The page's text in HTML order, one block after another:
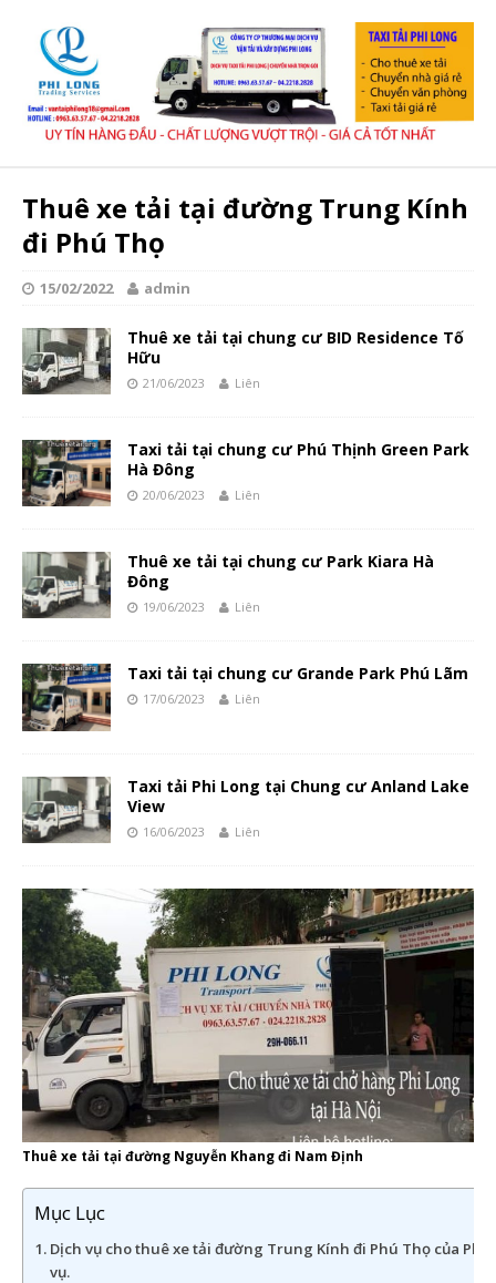
Thuê xe tải tại đường Trung Kính
đi Phú Thọ
15/02/2022 admin
Thuê xe tải tại chung cư BID Residence Tố
Hữu
21/06/2023 Liên
Taxi tải tại chung cư Phú Thịnh Green Park
Hà Đông
20/06/2023 Liên
Thuê xe tải tại chung cư Park Kiara Hà
Đông
19/06/2023 Liên
Taxi tải tại chung cư Grande Park Phú Lãm
17/06/2023 Liên
Taxi tải Phi Long tại Chung cư Anland Lake
View
16/06/2023 Liên
Thuê xe tải tại đường Nguyễn Khang đi Nam Định
Mục Lục
Dịch vụ cho thuê xe tải đường Trung Kính đi Phú Thọ của
vụ.